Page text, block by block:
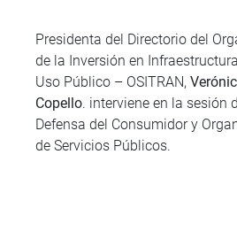
Presidenta del Directorio del
de la Inversión en
Uso Público – OSITRAN,
Copello. interviene en la sesión
Defensa del Consumidor y
de Servicios Públicos.